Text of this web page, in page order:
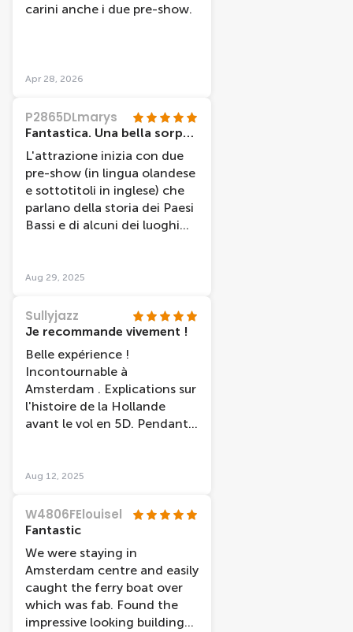
carini anche i due pre-show.
Apr 28, 2026
P2865DLmarys
Fantastica. Una bella sorpresa.
L'attrazione inizia con due
pre-show (in lingua olandese
e sottotitoli in inglese) che
parlano della storia dei Paesi
Bassi e di alcuni dei luoghi
L'esperienza del volo in 5D è
(profumi, vento, acqua…):
meravigliosa (potrebbe
anche essere più
adrenalinica, ma capisco che
non è un’attrazione di un
parco a tema…). Il personale
è molto simpatico e cordiale.
Si trova proprio a fianco
gratuito da prendere dietro
vivamente di fare questa
esperienza.
Aug 29, 2025
Sullyjazz
Je recommande vivement !
Belle expérience !
Incontournable à
Amsterdam . Explications sur
l'histoire de la Hollande
avant le vol en 5D. Pendant
avec un réalisme sur le plan
tulipes quand on survole les
champs fleuris , sensations
d'eclaboussures quand on
survole les étendues d'eau.
Aug 12, 2025
W4806FElouisel
Fantastic
We were staying in
Amsterdam centre and easily
caught the ferry boat over
which was fab. Found the
impressive looking building